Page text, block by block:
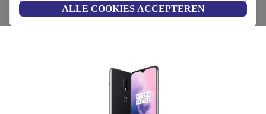
ALLE COOKIES ACCEPTEREN
(3 beoordelingen)